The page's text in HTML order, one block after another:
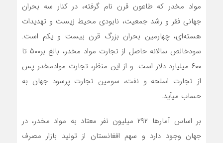
مواد مخدر که طاعون قرن نام گرفته، در کنار سه بحران
جهانی فقر و رشد جمعیت، نابودی محیط زیست و تهدیدات
هسته‌ای، چهارمین بحران بزرگ قرن بیست و یکم است.
سودخالص سالانه حاصل از تجارت مواد مخدر، بالغ بر۵۰۰ تا
۶۰۰ میلیارد دلار است. و از این منظر، تجارت موادمخدر پس
از تجارت اسلحه و نفت، سومین تجارت پرسود جهان به
حساب می­آید.
بر اساس آمارها ۲۹۲ میلیون نفر معتاد به مواد مخدر، در
جهان وجود دارد و سهم افغانستان از تولید بازار مصرف